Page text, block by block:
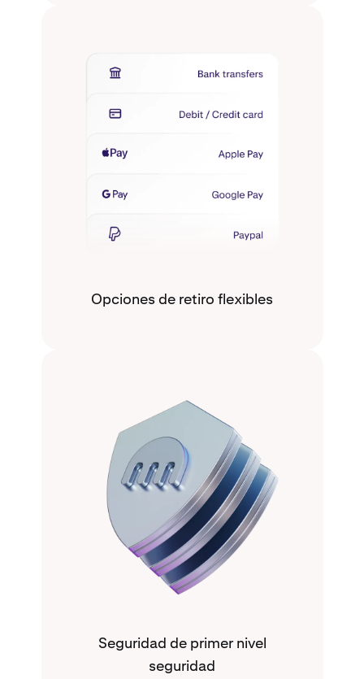
Opciones de retiro flexibles
Seguridad de primer nivel
seguridad